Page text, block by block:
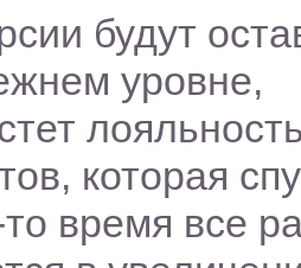
будут
уровне,
которая
то время все